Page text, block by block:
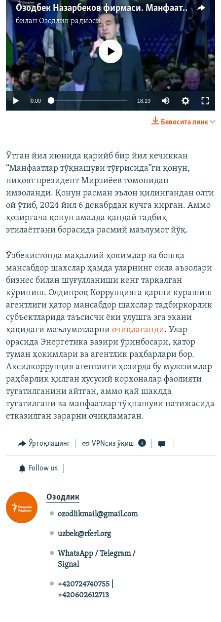
Озодбек Назарбеков фирмаси. Манфаатлар тўқнашуви қачон барҳам топади?
билан Озодлик радиоси
720p 1080p
Айни дамда медиа-манба мавжуд эмас
0:00 18:19
720p
1080p
Бевосита линк
Ўтган йил июнида қарийб бир йил кечиккан
“Манфаатлар тўқнашуви тўғрисида”ги қонун,
ниҳоят президент Мирзиёев томонидан
имзоланди. Қонун расман эълон қилингандан олти
ой ўтиб, 2024 йил 6 декабрдан кучга кирган. Аммо
ҳозиргача қонун амалда қандай тадбиқ
этилаётгани борасида расмий маълумот йўқ.
Ўзбекистонда маҳаллий ҳокимлар ва бошқа
мансабдор шахслар ҳамда уларнинг оила аъзолари
бизнес билан шуғулланиши кенг тарқалган
кўриниш. Олдинроқ Коррупцияга қарши курашиш
агентлиги қатор мансабдор шахслар тадбиркорлик
субъектларида таъсисчи ёки улушга эга экани
ҳақидаги маълумотларни очиқлаганди. Улар
орасида Энергетика вазири ўринбосари, қатор
туман ҳокимлари ва агентлик раҳбарлари бор.
Аксилкоррупция агентлиги ҳозирда бу мулозимлар
раҳбарлик қилган хусусий корхоналар фаолияти
тугатилганини айтган, аммо қай шаклда
тугатилгани ва манфаатлар тўқнашуви натижасида
етказилган зарарни очиқламаган.
Ўртоқлашинг VPNсиз ўқиш
Follow us
Озодлик
ozodlikmail@gmail.com
uzbek@rferl.org
WhatsApp / Telegram /
Signal
+420724740755 |
+420602612713